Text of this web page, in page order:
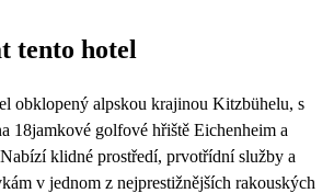
26 27
tento hotel
obklopený alpskou krajinou Kitzbühelu, s
18jamkové golfové hřiště Eichenheim a
klidné prostředí, prvotřídní služby a
v jednom z nejprestižnějších rakouských